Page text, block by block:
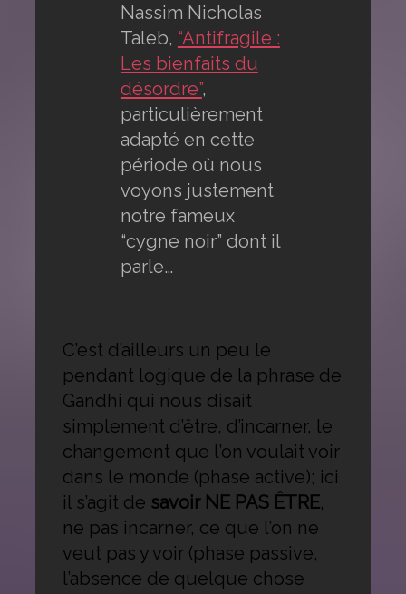
Nassim Nicholas
Taleb, “Antifragile :
Les bienfaits du
désordre”,
particulièrement
adapté en cette
période où nous
voyons justement
notre fameux
“cygne noir” dont il
parle…
C’est d’ailleurs un peu le
pendant logique de la phrase de
Gandhi qui nous disait
simplement d’être, d’incarner, le
changement que l’on voulait voir
dans le monde (phase active); ici
il s’agit de savoir NE PAS ÊTRE,
ne pas incarner, ce que l’on ne
veut pas y voir (phase passive,
l’absence de quelque chose